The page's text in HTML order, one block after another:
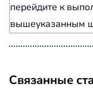
перейдите к
вышеуказанным
Связанные